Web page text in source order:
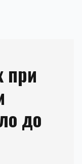
при
до